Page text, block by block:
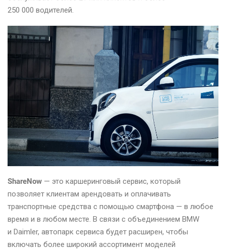
250 000 водителей.
ShareNow — это каршеринговый сервис, который
позволяет клиентам арендовать и оплачивать
транспортные средства с помощью смартфона — в любое
время и в любом месте. В связи с объединением BMW
и Daimler, автопарк сервиса будет расширен, чтобы
включать более широкий ассортимент моделей